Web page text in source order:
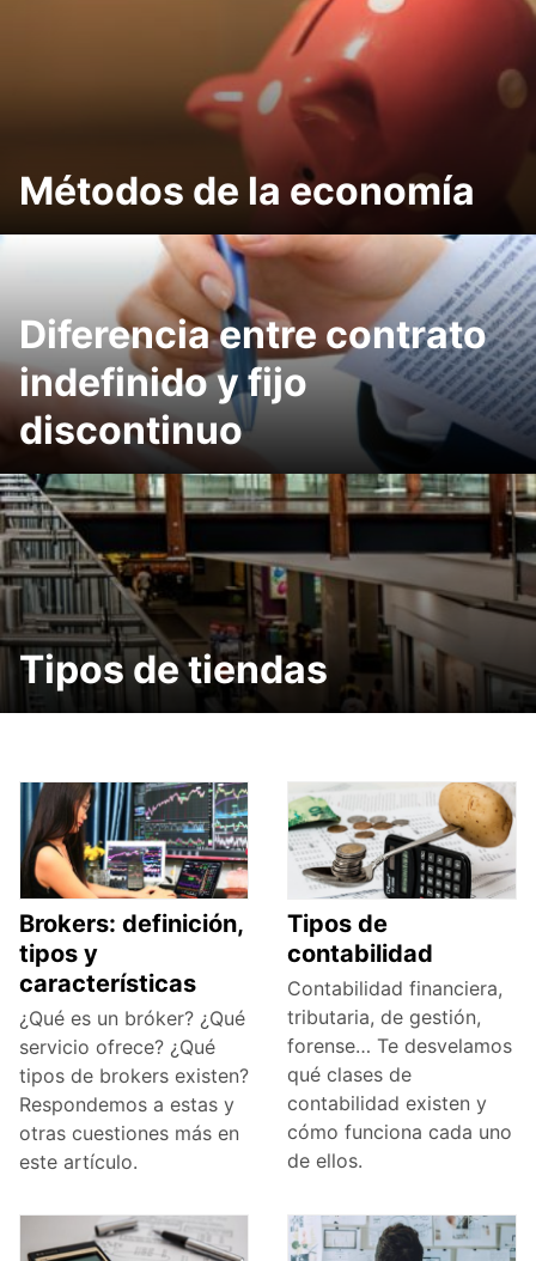
Métodos de la economía
Diferencia entre contrato
indefinido y fijo
discontinuo
Tipos de tiendas
Brokers: definición,
tipos y
características
¿Qué es un bróker? ¿Qué
servicio ofrece? ¿Qué
tipos de brokers existen?
Respondemos a estas y
otras cuestiones más en
este artículo.
Tipos de
contabilidad
Contabilidad financiera,
tributaria, de gestión,
forense… Te desvelamos
qué clases de
contabilidad existen y
cómo funciona cada uno
de ellos.